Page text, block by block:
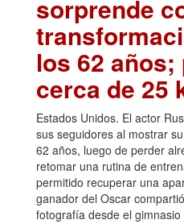
sorprende
los 62 años;
cerca de 25
Estados Unidos. El actor
sus seguidores al mostrar
62 años, luego de perder
retomar una rutina de
permitido recuperar una
ganador del Oscar
fotografía desde el gimnasio